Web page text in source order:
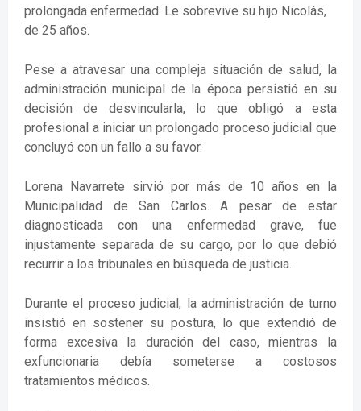
prolongada enfermedad. Le sobrevive su hijo Nicolás,
de 25 años.
Pese a atravesar una compleja situación de salud, la
administración municipal de la época persistió en su
decisión de desvincularla, lo que obligó a esta
profesional a iniciar un prolongado proceso judicial que
concluyó con un fallo a su favor.
Lorena Navarrete sirvió por más de 10 años en la
Municipalidad de San Carlos. A pesar de estar
diagnosticada con una enfermedad grave, fue
injustamente separada de su cargo, por lo que debió
recurrir a los tribunales en búsqueda de justicia.
Durante el proceso judicial, la administración de turno
insistió en sostener su postura, lo que extendió de
forma excesiva la duración del caso, mientras la
exfuncionaria debía someterse a costosos
tratamientos médicos.